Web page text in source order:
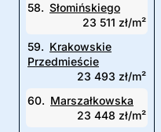
58. Słomińskiego
23 511 zł/m²
59. Krakowskie
Przedmieście
23 493 zł/m²
60. Marszałkowska
23 448 zł/m²